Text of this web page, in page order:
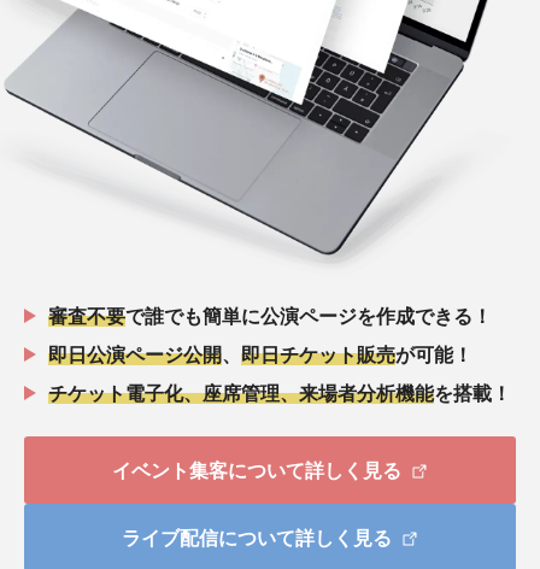
審査不要で誰でも簡単に公演ページを作成できる！
即日公演ページ公開、 即日チケット販売が可能！
チケット電子化、座席管理、来場者分析機能を搭載！
イベント集客について詳しく見る
ライブ配信について詳しく見る